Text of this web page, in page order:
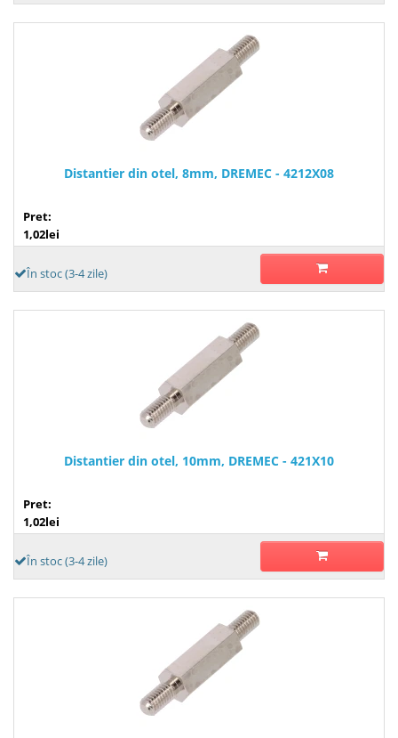
Distantier din otel, 8mm, DREMEC - 4212X08
Pret:
1,02lei
În stoc (3-4 zile)
Distantier din otel, 10mm, DREMEC - 421X10
Pret:
1,02lei
În stoc (3-4 zile)